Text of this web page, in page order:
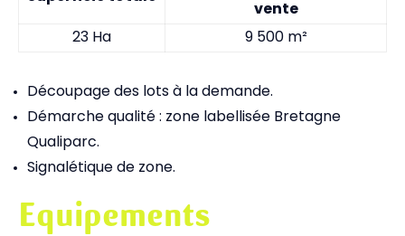
vente
23 Ha
9 500 m²
Découpage des lots à la demande.
Démarche qualité : zone labellisée Bretagne
Qualiparc.
Signalétique de zone.
Equipements